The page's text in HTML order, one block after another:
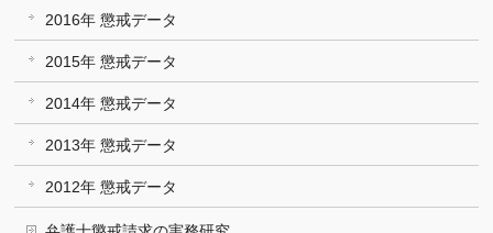
2016年 懲戒データ
2015年 懲戒データ
2014年 懲戒データ
2013年 懲戒データ
2012年 懲戒データ